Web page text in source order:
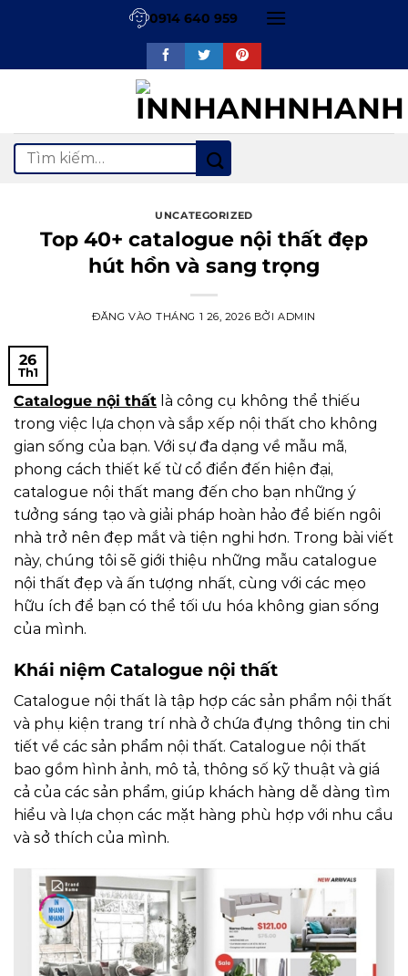
0914 640 959
Tìm
kiếm:
UNCATEGORIZED
Top 40+ catalogue nội thất đẹp
hút hồn và sang trọng
ĐĂNG VÀOTHÁNG 1 26, 2026 BỞI ADMIN
26
Th1
Catalogue nội thất là công cụ không thể thiếu
trong việc lựa chọn và sắp xếp nội thất cho không
gian sống của bạn. Với sự đa dạng về mẫu mã,
phong cách thiết kế từ cổ điển đến hiện đại,
catalogue nội thất mang đến cho bạn những ý
tưởng sáng tạo và giải pháp hoàn hảo để biến ngôi
nhà trở nên đẹp mắt và tiện nghi hơn. Trong bài viết
này, chúng tôi sẽ giới thiệu những mẫu catalogue
nội thất đẹp và ấn tượng nhất, cùng với các mẹo
hữu ích để bạn có thể tối ưu hóa không gian sống
của mình.
Khái niệm Catalogue nội thất
Catalogue nội thất là tập hợp các sản phẩm nội thất
và phụ kiện trang trí nhà ở chứa đựng thông tin chi
tiết về các sản phẩm nội thất. Catalogue nội thất
bao gồm hình ảnh, mô tả, thông số kỹ thuật và giá
cả của các sản phẩm, giúp khách hàng dễ dàng tìm
hiểu và lựa chọn các mặt hàng phù hợp với nhu cầu
và sở thích của mình.